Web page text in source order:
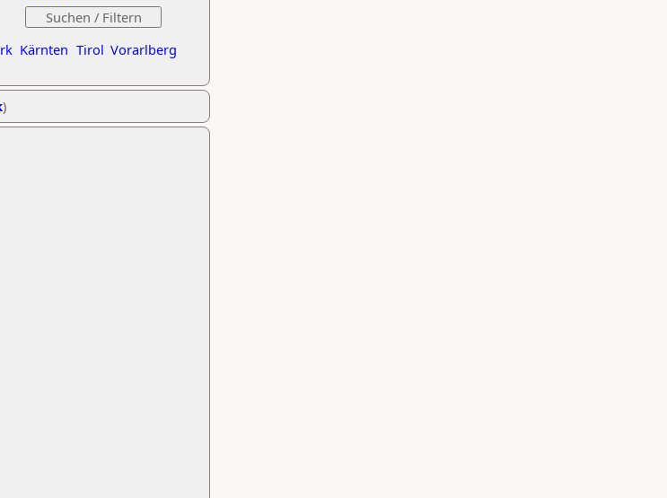
Kärnten Tirol Vorarlberg
)